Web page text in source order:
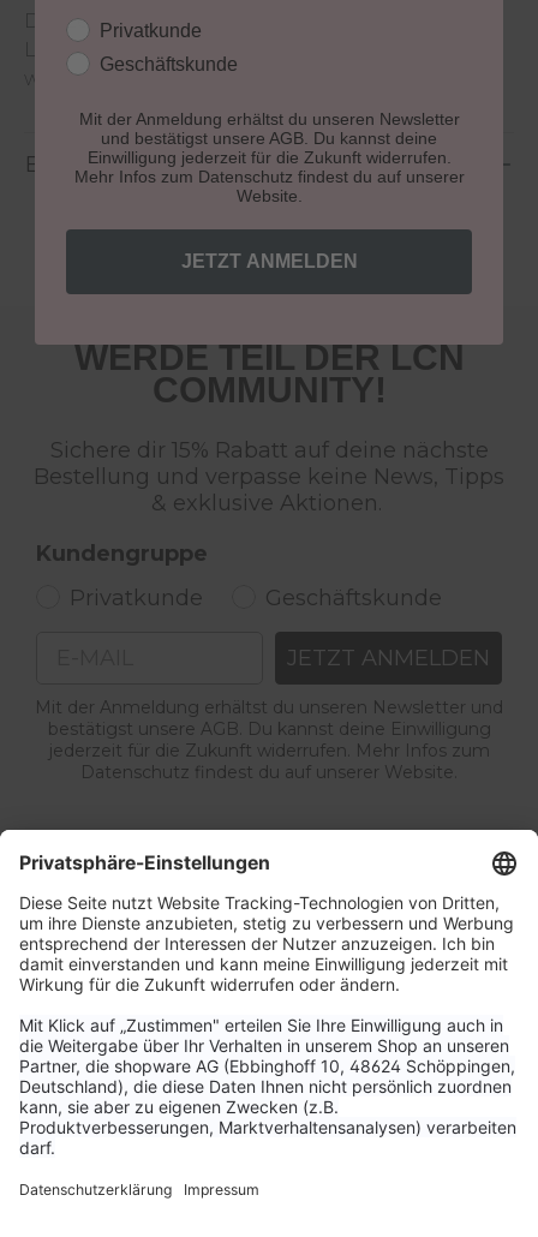
Die Zehenspreizer eignen sich optimal als
Lackierhilfe für die Pediküre. Die Zehenspreizer
werden verschiedenfarbig geliefert.
Bewertungen
WERDE TEIL DER LCN
COMMUNITY!
Sichere dir 15% Rabatt auf deine nächste
Bestellung und verpasse keine News, Tipps
& exklusive Aktionen.
Kundengruppe
Privatkunde
Geschäftskunde
JETZT ANMELDEN
Mit der Anmeldung erhältst du unseren Newsletter und
bestätigst unsere AGB. Du kannst deine Einwilligung
jederzeit für die Zukunft widerrufen. Mehr Infos zum
Datenschutz findest du auf unserer Website.
Unternehmen
Aktuelle Themen
Kundengruppe
Privatkunde
Geschäftskunde
Mit der Anmeldung erhältst du unseren Newsletter
und bestätigst unsere AGB. Du kannst deine
Einwilligung jederzeit für die Zukunft widerrufen.
Mehr Infos zum Datenschutz findest du auf unserer
Website.
JETZT ANMELDEN